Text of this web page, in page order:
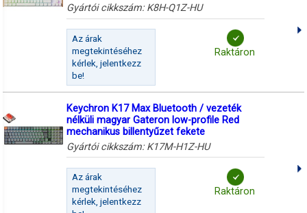
Gyártói cikkszám: K8H-Q1Z-HU
Az árak
megtekintéséhez
kérlek, jelentkezz
be!
Raktáron
Keychron K17 Max Bluetooth / vezeték
nélküli magyar Gateron low-profile Red
mechanikus billentyűzet fekete
Gyártói cikkszám: K17M-H1Z-HU
Az árak
megtekintéséhez
kérlek, jelentkezz
Raktáron